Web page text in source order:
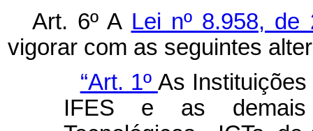
Art. 6º A Lei nº 8.958,
vigorar com as seguintes
“Art. 1º As
IFES e as demais